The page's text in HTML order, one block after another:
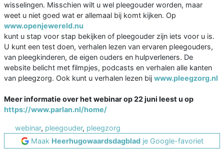
wisselingen. Misschien wilt u wel pleegouder worden, maar
weet u niet goed wat er allemaal bij komt kijken. Op
www.openjewereld.nu
kunt u stap voor stap bekijken of pleegouder zijn iets voor u is.
U kunt een test doen, verhalen lezen van ervaren pleegouders,
van pleegkinderen, de eigen ouders en hulpverleners. De
website belicht met filmpjes, podcasts en verhalen alle kanten
van pleegzorg. Ook kunt u verhalen lezen bij www.pleegzorg.nl
Meer informatie over het webinar op 22 juni leest u op
https://www.parlan.nl/home/
webinar, pleegouder, pleegzorg
Maak Heerhugowaardsdagbladje Google-favoriet